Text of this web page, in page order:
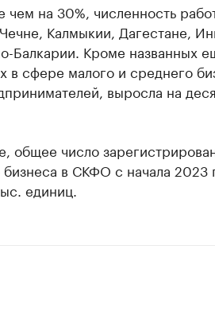
на 30%, численность
Калмыкии, Дагестане,
Балкарии. Кроме названных
в сфере малого и среднего
выросла на
общее число
в СКФО с начала 2023
единиц.